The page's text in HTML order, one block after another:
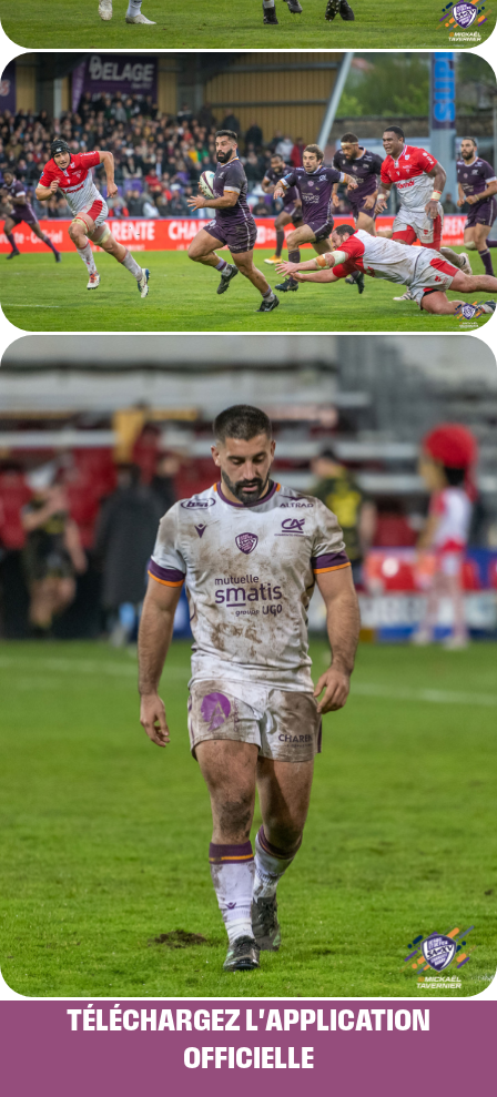
TÉLÉCHARGEZ L'APPLICATION
OFFICIELLE